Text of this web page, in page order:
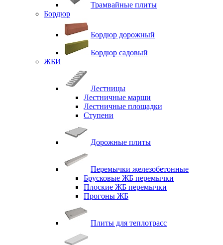
Трамвайные плиты
Бордюр
Бордюр дорожный
Бордюр садовый
ЖБИ
Лестницы
Лестничные марши
Лестничные площадки
Ступени
Дорожные плиты
Перемычки железобетонные
Брусковые ЖБ перемычки
Плоские ЖБ перемычки
Прогоны ЖБ
Плиты для теплотрасс